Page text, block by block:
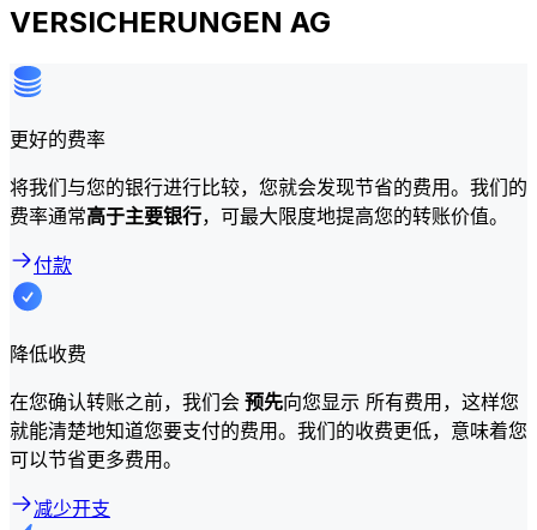
VERSICHERUNGEN AG
更好的费率
将我们与您的银行进行比较，您就会发现节省的费用。我们的
费率通常高于主要银行，可最大限度地提高您的转账价值。
付款
降低收费
在您确认转账之前，我们会 预先向您显示 所有费用，这样您
就能清楚地知道您要支付的费用。我们的收费更低，意味着您
可以节省更多费用。
减少开支